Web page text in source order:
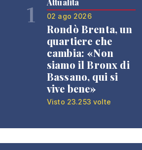
1 Attualità
02 ago 2026
Rondò Brenta, un
quartiere che
cambia: «Non
siamo il Bronx di
Bassano, qui si
vive bene»
Visto 23.253 volte